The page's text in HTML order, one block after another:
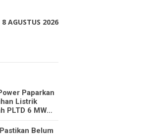
8 AGUSTUS 2026
Paparkan
Listrik
PLTD 6 MW…
Belum